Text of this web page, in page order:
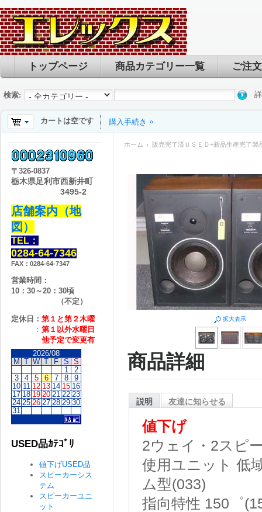
トップページ 商品カテゴリー一覧 ご注
検索:
カートは空です 購入手続き
ホーム 販売完了済ＵＳＥＤ+新品生産完了製
拡大表示
商品詳細
説明 友達に知らせる
値下げ
2ウェイ・2スピ
使用ユニット 低
ム型(033)
指向特性 150゜
〒 326-0837
栃木県足利市西新井町
3495-2
店舗案内（地
図）
TEL：
0284-64-7346
FAX：0284-64-7347
営業時間：
10：30～20：30頃
（不定）
定休日： 第１と第２木曜
： 第１以外水曜日
他予定で変更有
2026/08
M T W T F S S
1
2
3
4 5 6 7 8
9
10 11 12 13 14 15 16
17 18 19 20 21 22 23
24 25 26 27 28 29 30
31
USED品ｶﾃｺﾞﾘ
値下げUSED品
スピーカーシス
テム
スピーカーユニ
ット